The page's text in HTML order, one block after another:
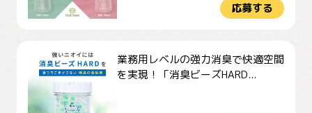
応募する
業務用レベルの強力消臭で快適空間
を実現！「消臭ビーズHARD...